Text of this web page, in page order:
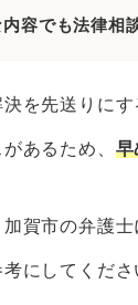
賀市の弁護士
の弁護士に無
拠や資料を集
ール相談や
護士費用を必
容でも法律相
決を先送りに
あるため、 早
賀市の弁護
にしてくださ